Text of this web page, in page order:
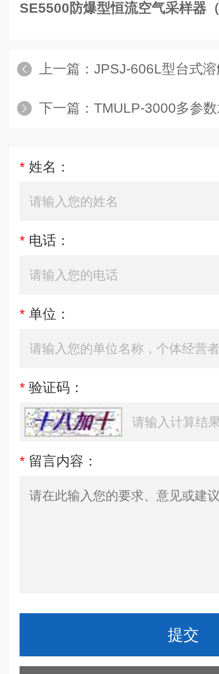
SE5500防爆型恒流空气采样器
上一篇： JPSJ-606L型台式溶解
下一篇： TMULP-3000多参数
* 姓名：
* 电话：
* 单位：
* 验证码：
* 留言内容：